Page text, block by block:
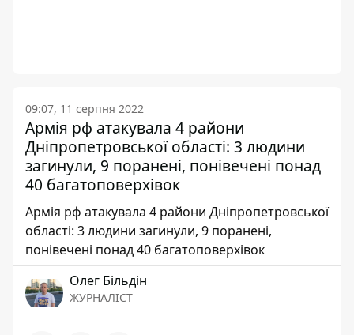
09:07, 11 серпня 2022
Армія рф атакувала 4 райони
Дніпропетровської області: 3 людини
загинули, 9 поранені, понівечені понад
40 багатоповерхівок
Армія рф атакувала 4 райони Дніпропетровської
області: 3 людини загинули, 9 поранені,
понівечені понад 40 багатоповерхівок
Олег Більдін
ЖУРНАЛІСТ